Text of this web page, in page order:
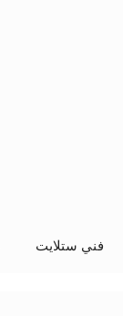
فني ستلايت